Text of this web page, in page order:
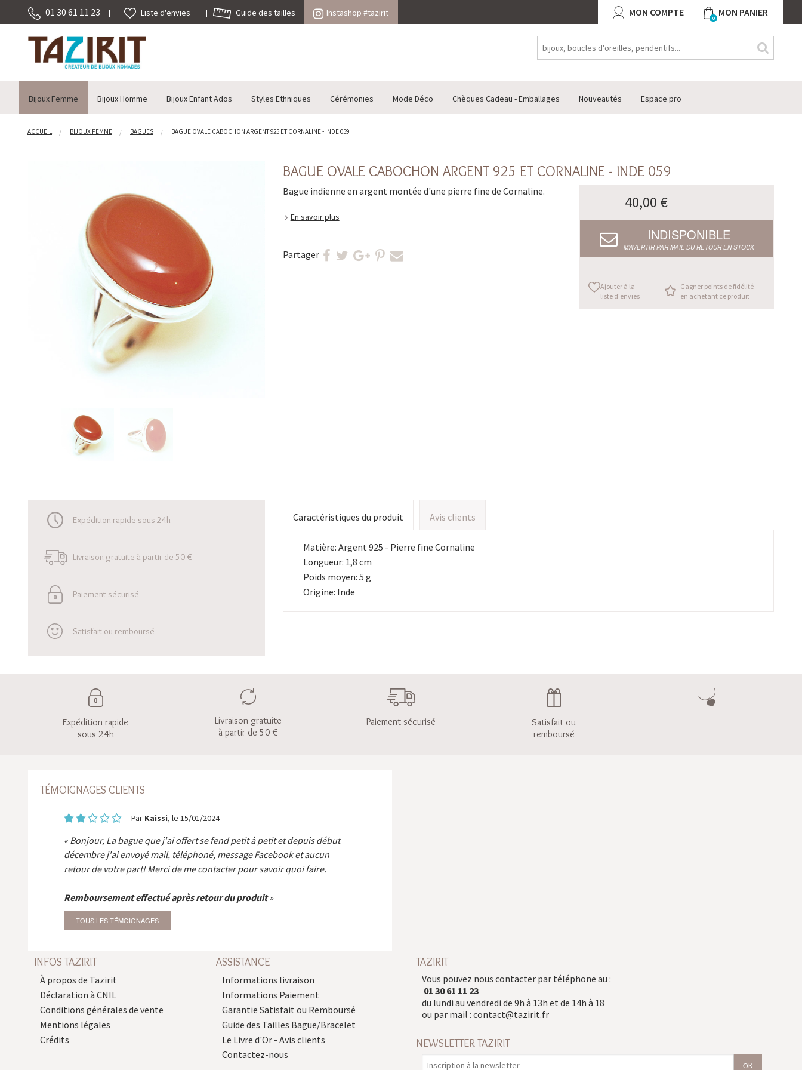
01 30 61 11 23 Liste d'envies Guide des tailles Instashop #tazirit MON COMPTE 0 MON PANIER
Bijoux Femme Bijoux Homme Bijoux Enfant Ados Styles Ethniques Cérémonies Mode Déco Chèques Cadeau - Emballages Nouveautés Espace pro
ACCUEIL BIJOUX FEMME BAGUES BAGUE OVALE CABOCHON ARGENT 925 ET CORNALINE - INDE 059
BAGUE OVALE CABOCHON ARGENT 925 ET CORNALINE - INDE 059
Bague indienne en argent montée d'une pierre fine de Cornaline.
En savoir plus
Partager
40,00 €
INDISPONIBLE
M’AVERTIR PAR MAIL DU RETOUR EN STOCK
Ajouter à la
liste d'envies
Gagner points de fidélité
en achetant ce produit
Expédition rapide sous 24h
Livraison gratuite à partir de 50 €
Paiement sécurisé
Satisfait ou remboursé
Caractéristiques du produit Avis clients
Matière: Argent 925 - Pierre fine Cornaline
Longueur: 1,8 cm
Poids moyen: 5 g
Origine: Inde
Expédition rapide
sous 24h
Livraison gratuite
à partir de 50 €
Paiement sécurisé
Satisfait ou
remboursé
TÉMOIGNAGES CLIENTS
Par Kaissi, le 15/01/2024
Bonjour, La bague que j'ai offert se fend petit à petit et depuis début
décembre j'ai envoyé mail, téléphoné, message Facebook et aucun
retour de votre part! Merci de me contacter pour savoir quoi faire.
Remboursement effectué après retour du produit
TOUS LES TÉMOIGNAGES
INFOS TAZIRIT
À propos de Tazirit
Déclaration à CNIL
Conditions générales de vente
Mentions légales
Crédits
ASSISTANCE
Informations livraison
Informations Paiement
Garantie Satisfait ou Remboursé
Guide des Tailles Bague/Bracelet
Le Livre d'Or - Avis clients
Contactez-nous
TAZIRIT
Vous pouvez nous contacter par téléphone au :
01 30 61 11 23
du lundi au vendredi de 9h à 13h et de 14h à 18
ou par mail : contact@tazirit.fr
NEWSLETTER TAZIRIT